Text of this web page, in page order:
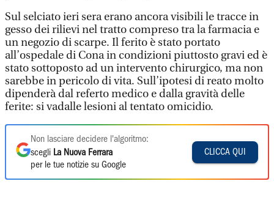
Sul selciato ieri sera erano ancora visibili le tracce in
gesso dei rilievi nel tratto compreso tra la farmacia e
un negozio di scarpe. Il ferito è stato portato
all’ospedale di Cona in condizioni piuttosto gravi ed è
stato sottoposto ad un intervento chirurgico, ma non
sarebbe in pericolo di vita. Sull’ipotesi di reato molto
dipenderà dal referto medico e dalla gravità delle
ferite: si vadalle lesioni al tentato omicidio.
Non lasciare decidere l'algoritmo:
scegli La Nuova Ferrara
per le tue notizie su Google
CLICCA QUI